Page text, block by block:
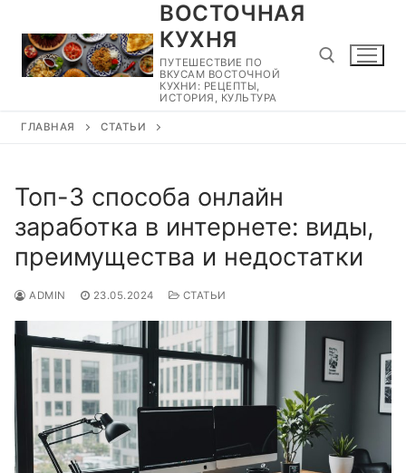
содержимому
ВОСТОЧНАЯ
КУХНЯ
ПУТЕШЕСТВИЕ ПО
ВКУСАМ ВОСТОЧНОЙ
КУХНИ: РЕЦЕПТЫ,
ИСТОРИЯ, КУЛЬТУРА
ГЛАВНАЯ СТАТЬИ
Топ-3 способа онлайн
заработка в интернете: виды,
преимущества и недостатки
ADMIN 23.05.2024 СТАТЬИ